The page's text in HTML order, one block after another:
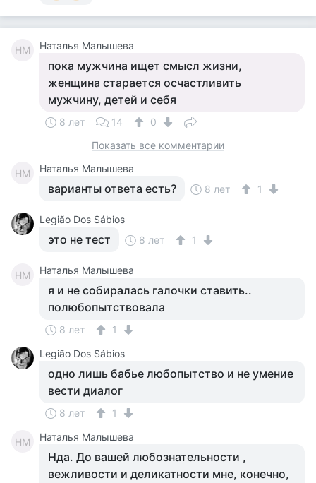
НМ Наталья Малышева
пока мужчина ищет смысл жизни,
женщина старается осчастливить
мужчину, детей и себя
8 лет 14
0
Показать все комментарии
НМ Наталья Малышева
варианты ответа есть? 8 лет 1
Legião Dos Sábios
это не тест 8 лет 1
НМ Наталья Малышева
я и не собиралась галочки ставить..
полюбопытствовала
8 лет
1
Legião Dos Sábios
одно лишь бабье любопытство и не умение
вести диалог
8 лет 1
НМ Наталья Малышева
Нда. До вашей любознательности ,
вежливости и деликатности мне, конечно,